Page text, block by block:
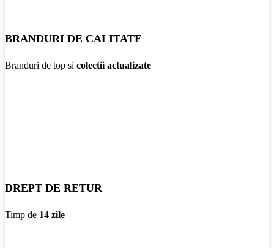
BRANDURI DE CALITATE
Branduri de top si colectii actualizate
DREPT DE RETUR
Timp de 14 zile